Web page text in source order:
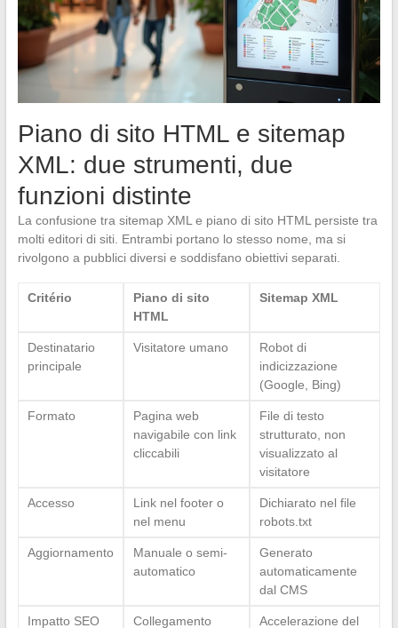
Piano di sito HTML e sitemap
XML: due strumenti, due
funzioni distinte
La confusione tra sitemap XML e piano di sito HTML persiste tra
molti editori di siti. Entrambi portano lo stesso nome, ma si
rivolgono a pubblici diversi e soddisfano obiettivi separati.
Critério
Piano di sito
HTML
Sitemap XML
Destinatario
principale
Visitatore umano
Robot di
indicizzazione
(Google, Bing)
Formato
Pagina web
navigabile con link
cliccabili
File di testo
strutturato, non
visualizzato al
visitatore
Accesso
Link nel footer o
nel menu
Dichiarato nel file
robots.txt
Aggiornamento
Manuale o semi-
automatico
Generato
automaticamente
dal CMS
Impatto SEO Collegamento Accelerazione del